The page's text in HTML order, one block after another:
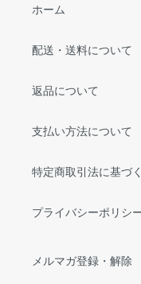
ホーム
配送・送料について
返品について
支払い方法について
特定商取引法に基づ
プライバシーポリシ
メルマガ登録・解除